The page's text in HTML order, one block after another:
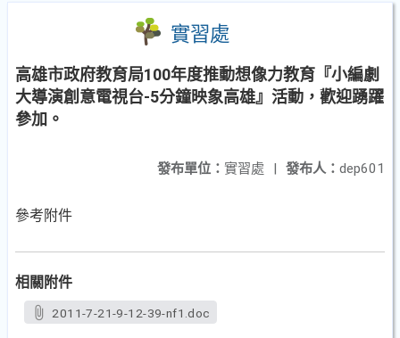
實習處
高雄市政府教育局100年度推動想像力教育『小編劇
大導演創意電視台-5分鐘映象高雄』活動，歡迎踴躍
參加。
發布人： dep601
發布單位： 實習處 |
參考附件
相關附件
2011-7-21-9-12-39-nf1.doc